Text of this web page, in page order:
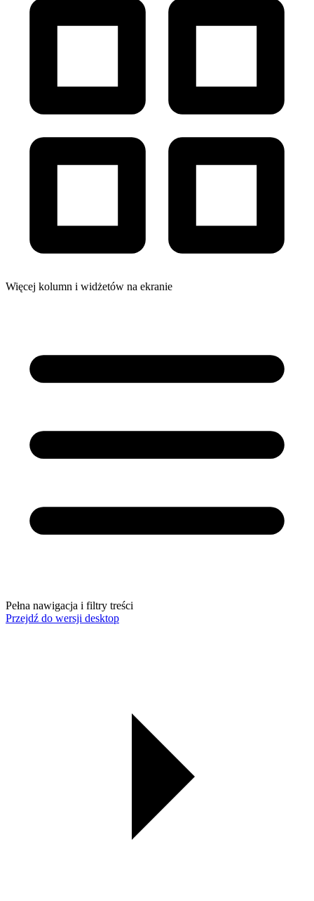
Więcej kolumn i widżetów na ekranie
Pełna nawigacja i filtry treści
Przejdź do wersji desktop